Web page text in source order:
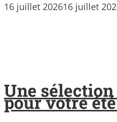
16 juillet 202616 juillet
Une sélection
pour votre